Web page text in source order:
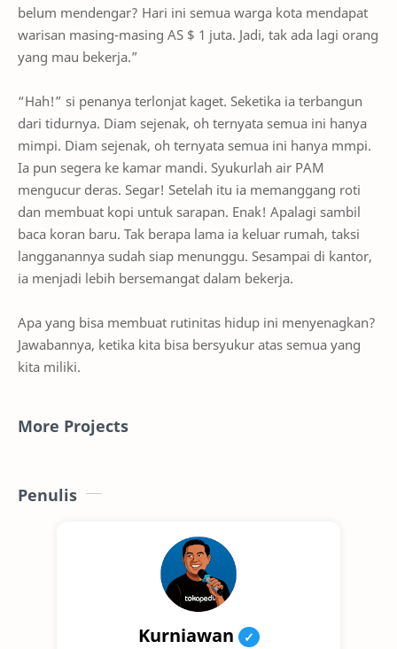
belum mendengar? Hari ini semua warga kota mendapat
warisan masing-masing AS $ 1 juta. Jadi, tak ada lagi orang
yang mau bekerja.”
“Hah!” si penanya terlonjat kaget. Seketika ia terbangun
dari tidurnya. Diam sejenak, oh ternyata semua ini hanya
mimpi. Diam sejenak, oh ternyata semua ini hanya mmpi.
Ia pun segera ke kamar mandi. Syukurlah air PAM
mengucur deras. Segar! Setelah itu ia memanggang roti
dan membuat kopi untuk sarapan. Enak! Apalagi sambil
baca koran baru. Tak berapa lama ia keluar rumah, taksi
langganannya sudah siap menunggu. Sesampai di kantor,
ia menjadi lebih bersemangat dalam bekerja.
Apa yang bisa membuat rutinitas hidup ini menyenagkan?
Jawabannya, ketika kita bisa bersyukur atas semua yang
kita miliki.
More Projects
Penulis
Kurniawan ✓